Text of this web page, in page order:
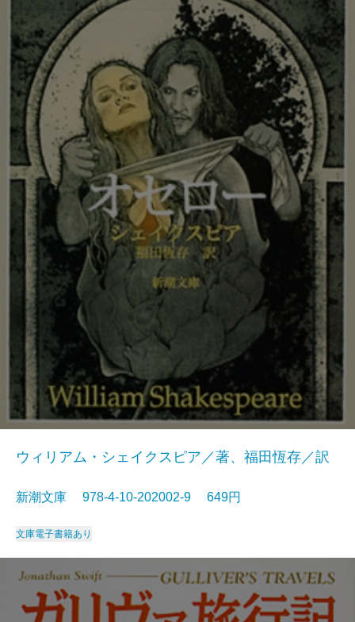
ウィリアム・シェイクスピア／著、福田恆存／訳
新潮文庫 978-4-10-202002-9 649円
文庫電子書籍あり